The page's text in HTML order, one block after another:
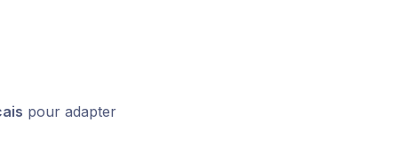
pour adapter